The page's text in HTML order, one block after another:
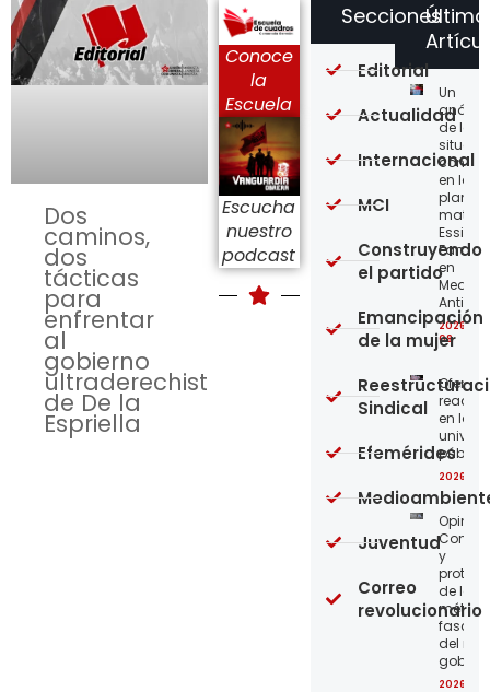
Dos
caminos,
dos
tácticas
para
enfrentar
al
gobierno
ultraderechista
de De la
Espriella
Conoce
la
Escuela
Escucha
nuestro
podcast
Un
de la
en la
planta
matriz
Essity-
Familia
en
2026-
08
en las
2026-
y
de los
del
2026-
Secciones
Editorial
Actualidad
Internacional
MCI
Construyendo
el partido
Emancipación
de la mujer
Sindical
Efemérides
Juventud
Correo
revolucionario